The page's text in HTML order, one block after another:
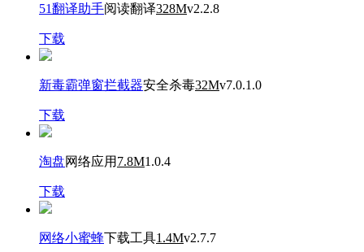
51翻译助手阅读翻译328Mv2.2.8
下载
新毒霸弹窗拦截器安全杀毒32Mv7.0.1.0
下载
淘盘网络应用 7.8M1.0.4
下载
网络小蜜蜂下载工具1.4Mv2.7.7